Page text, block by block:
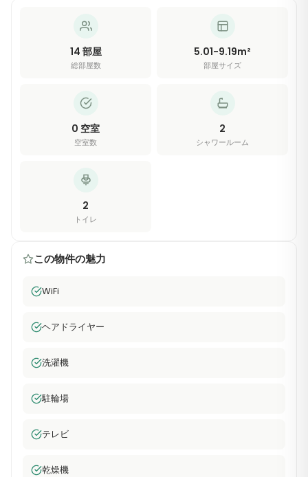
14 部屋
総部屋数
5.01-9.19m²
部屋サイズ
0 空室
空室数
2
シャワールーム
2
トイレ
この物件の魅力
WiFi
ヘアドライヤー
洗濯機
駐輪場
テレビ
乾燥機